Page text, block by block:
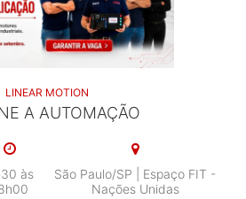
LINEAR MOTION
A AUTOMAÇÃO
às
São Paulo/SP | Espaço FIT -
Nações Unidas